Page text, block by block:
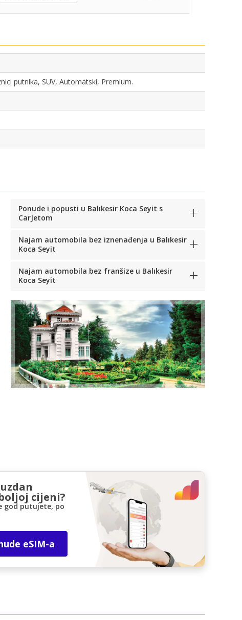
putnika, SUV, Automatski, Premium.
Ponude i popusti u Balıkesir Koca Seyit s
CarJetom
Najam automobila bez iznenađenja u Balıkesir
Koca Seyit
Najam automobila bez franšize u Balıkesir
Koca Seyit
cijeni?
god putujete, po
eSIM-a